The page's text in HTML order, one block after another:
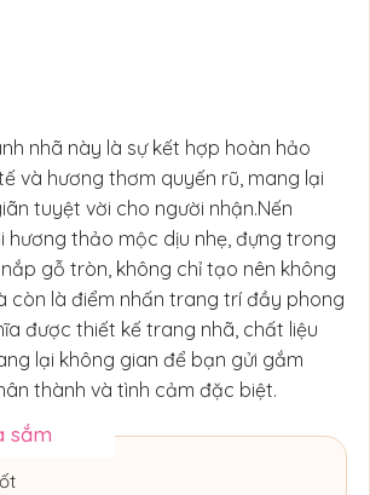
nhã này là sự kết hợp hoàn hảo
và hương thơm quyến rũ, mang lại
tuyệt vời cho người nhận.Nến
hương thảo mộc dịu nhẹ, đựng trong
gỗ tròn, không chỉ tạo nên không
còn là điểm nhấn trang trí đầy phong
được thiết kế trang nhã, chất liệu
lại không gian để bạn gửi gắm
thành và tình cảm đặc biệt.
sắm